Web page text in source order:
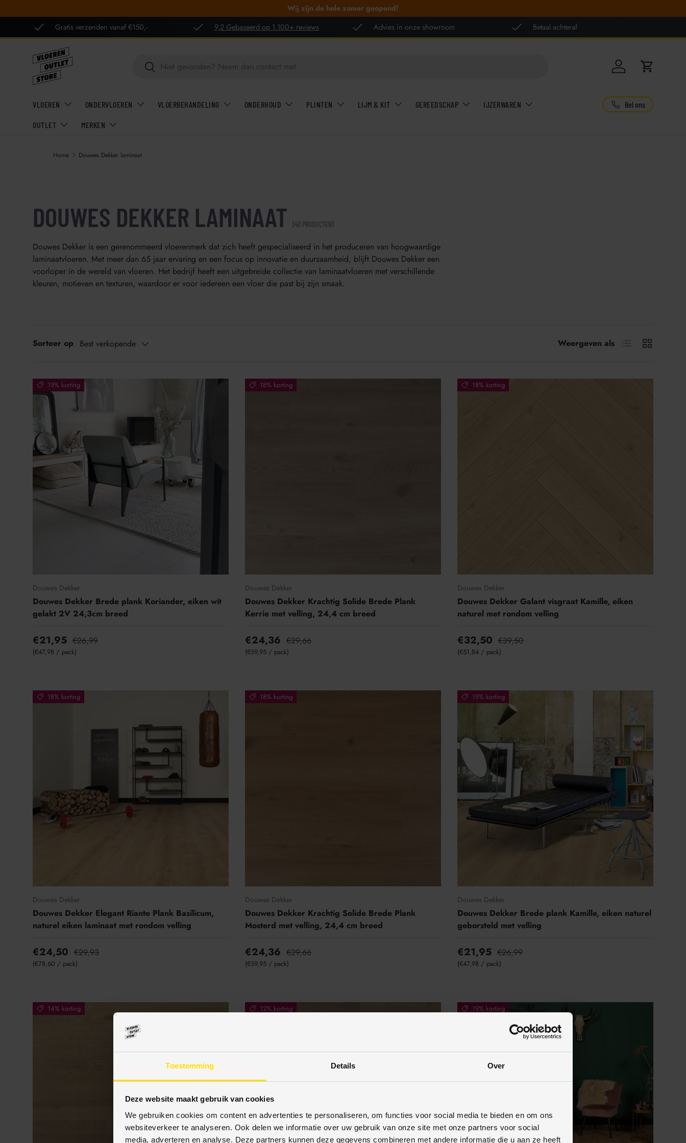
Toestemming Details Over
Deze website maakt gebruik van cookies
We gebruiken cookies om content en advertenties te personaliseren, om functies voor social media te bieden en om ons
websiteverkeer te analyseren. Ook delen we informatie over uw gebruik van onze site met onze partners voor social
media, adverteren en analyse. Deze partners kunnen deze gegevens combineren met andere informatie die u aan ze heeft
GA NAAR INHOUD
Wij zijn de hele zomer geopend!
Gratis verzenden vanaf €150,-
9,2 Gebaseerd op 1.100+ reviews Advies in onze showroom Betaal achteraf
Zoeken
Zoeken Inloggen
VLOEREN ONDERVLOEREN VLOERBEHANDELING ONDERHOUD PLINTEN LIJM & KIT GEREEDSCHAP IJZERWAREN
OUTLET MERKEN
Bel ons
Home Douwes Dekker laminaat
DOUWES DEKKER LAMINAAT (40 PRODUCTEN)
Douwes Dekker is een gerenommeerd vloerenmerk dat zich heeft gespecialiseerd in het produceren van hoogwaardige
laminaatvloeren. Met meer dan 65 jaar ervaring en een focus op innovatie en duurzaamheid, blijft Douwes Dekker een
voorloper in de wereld van vloeren. Het bedrijf heeft een uitgebreide collectie van laminaatvloeren met verschillende
kleuren, motieven en texturen, waardoor er voor iedereen een vloer die past bij zijn smaak.
Sorteer op Best verkopende Weergeven als Lijst Raster
19% korting
Douwes Dekker
Douwes Dekker Brede plank Koriander, eiken wit
gelakt 2V 24,3cm breed
€21,95 €26,99
Eenheid prijs
€47,98 / pack
18% korting
Douwes Dekker
Douwes Dekker Krachtig Solide Brede Plank
Kerrie met velling, 24,4 cm breed
€24,36 €29,66
Eenheid prijs
€59,95 / pack
18% korting
Douwes Dekker
Douwes Dekker Galant visgraat Kamille, eiken
naturel met rondom velling
€32,50 €39,50
Eenheid prijs
€51,84 / pack
18% korting
Douwes Dekker
Douwes Dekker Elegant Riante Plank Basilicum,
naturel eiken laminaat met rondom velling
€24,50 €29,93
Eenheid prijs
€78,60 / pack
18% korting
Douwes Dekker
Douwes Dekker Krachtig Solide Brede Plank
Mosterd met velling, 24,4 cm breed
€24,36 €29,66
Eenheid prijs
€59,95 / pack
19% korting
Douwes Dekker
Douwes Dekker Brede plank Kamille, eiken naturel
geborsteld met velling
€21,95 €26,99
Eenheid prijs
€47,98 / pack
14% korting 12% korting 19% korting